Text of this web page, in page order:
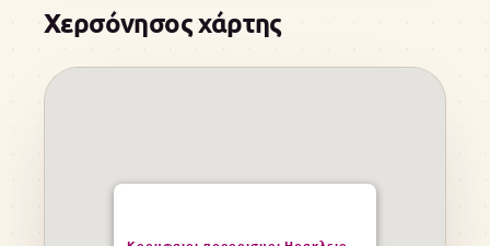
Χερσόνησος χάρτης